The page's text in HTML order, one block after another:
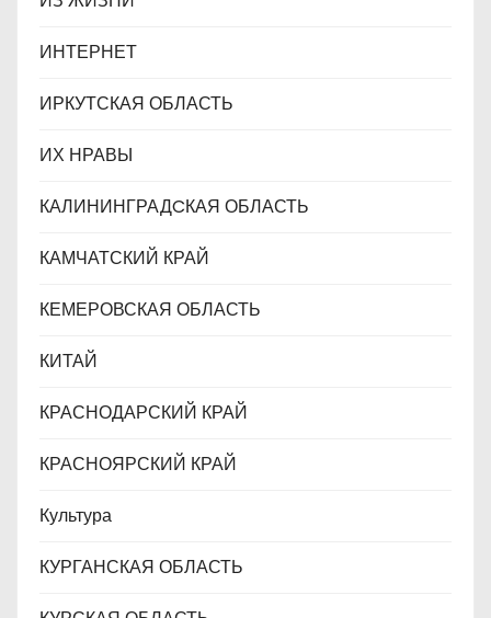
ИНТЕРНЕТ
ИРКУТСКАЯ ОБЛАСТЬ
ИХ НРАВЫ
КАЛИНИНГРАДCКАЯ ОБЛАСТЬ
КАМЧАТСКИЙ КРАЙ
КЕМЕРОВСКАЯ ОБЛАСТЬ
КИТАЙ
КРАСНОДАРСКИЙ КРАЙ
КРАСНОЯРСКИЙ КРАЙ
Культура
КУРГАНСКАЯ ОБЛАСТЬ